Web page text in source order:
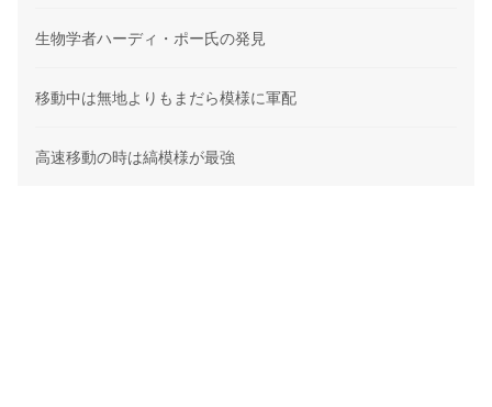
生物学者ハーディ・ポー氏の発見
移動中は無地よりもまだら模様に軍配
高速移動の時は縞模様が最強